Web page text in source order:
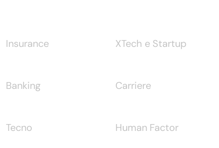
Insurance
Banking
Tecno
XTech e Startup
Carriere
Human Factor